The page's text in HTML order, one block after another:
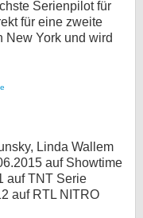
Serienpilot für
für eine zweite
New York und wird
Linda Wallem
auf Showtime
auf TNT Serie
auf RTL NITRO